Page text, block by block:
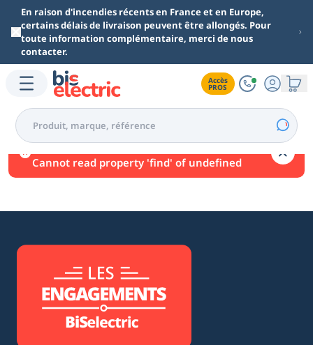
Aller au contenu principal
En raison d'incendies récents en France et en Europe,
certains délais de livraison peuvent être allongés. Pour
toute information complémentaire, merci de nous
contacter.
Accès
PROS
Une erreur est survenue.
Cannot read property 'find' of undefined